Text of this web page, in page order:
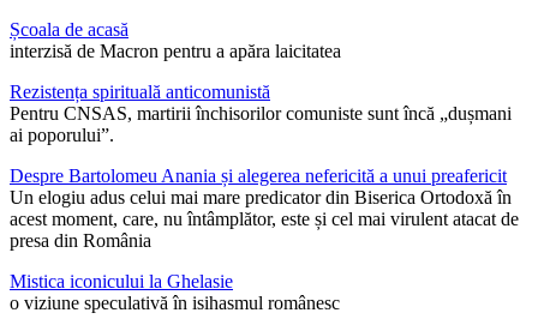
Școala de acasă
interzisă de Macron pentru a apăra laicitatea
Rezistența spirituală anticomunistă
Pentru CNSAS, martirii închisorilor comuniste sunt încă „dușmani
ai poporului”.
Despre Bartolomeu Anania și alegerea nefericită a unui preafericit
Un elogiu adus celui mai mare predicator din Biserica Ortodoxă în
acest moment, care, nu întâmplător, este și cel mai virulent atacat de
presa din România
Mistica iconicului la Ghelasie
o viziune speculativă în isihasmul românesc